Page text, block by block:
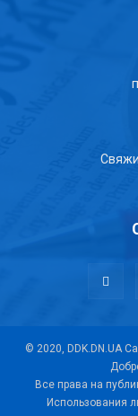
© 2020, DDK.DN.UA
Все права на
Использования